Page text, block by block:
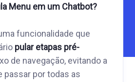
Menu em um Chatbot?
funcionalidade que
pular etapas pré-
de navegação, evitando a
passar por todas as